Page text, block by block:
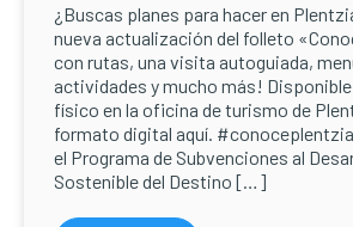
¿Buscas planes para hacer en
nueva actualización del folleto
con rutas, una visita autoguiada,
actividades y mucho más!
físico en la oficina de turismo de
formato digital aquí.
el Programa de Subvenciones al
Sostenible del Destino […]